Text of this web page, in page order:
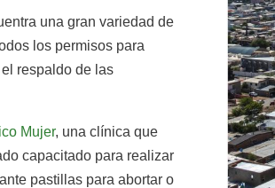
una gran variedad de
los permisos para
respaldo de las
Mujer, una clínica que
capacitado para realizar
pastillas para abortar o